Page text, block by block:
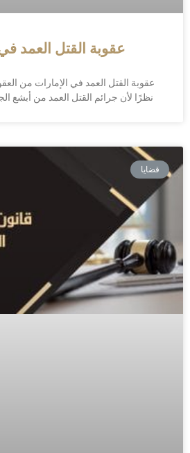
عقوبة القتل العمد
عقوبة القتل العمد في الإمارات من
نظرًا لأن جرائم القتل العمد من أبشع
قضايا